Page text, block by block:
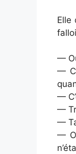
Elle
—
—
—
—
—
—